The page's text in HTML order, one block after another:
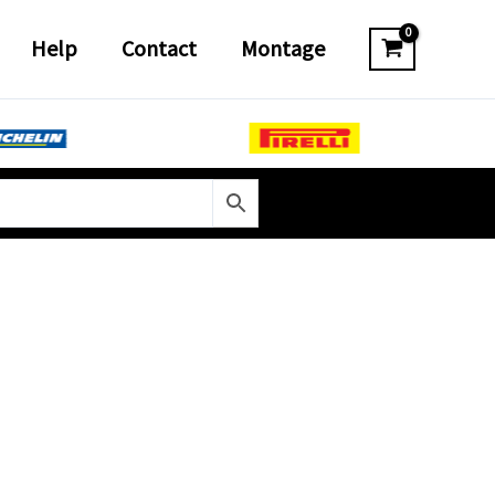
Help Contact Montage